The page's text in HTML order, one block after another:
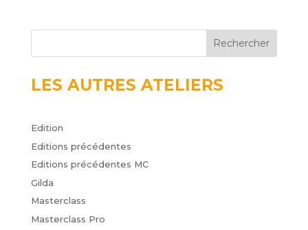
Rechercher
LES AUTRES ATELIERS
Edition
Editions précédentes
Editions précédentes MC
Gilda
Masterclass
Masterclass Pro